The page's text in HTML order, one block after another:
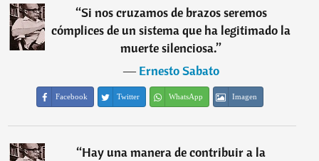
“Si nos cruzamos de brazos seremos
cómplices de un sistema que ha legitimado la
muerte silenciosa.”
―Ernesto Sabato
Facebook Twitter WhatsApp Imagen
“Hay una manera de contribuir a la